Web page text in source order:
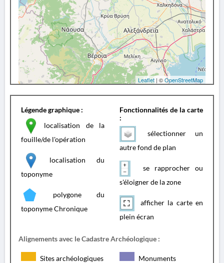
Leaflet | ©OpenStreetMap
Légende graphique :
localisation de la
fouille/de l'opération
localisation du
toponyme
polygone du
toponyme Chronique
Fonctionnalités de la carte
:
sélectionner un
autre fond de plan
se rapprocher ou
s'éloigner de la zone
afficher la carte en
plein écran
Alignements avec le Cadastre Archéologique :
Sites archéologiques Monuments